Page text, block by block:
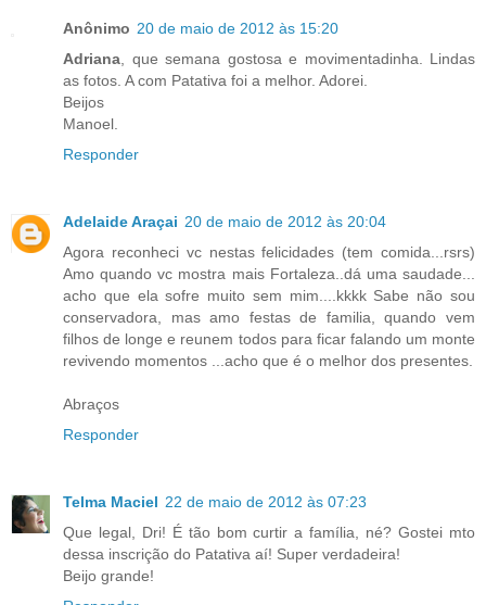
Anônimo 20 de maio de 2012 às 15:20
Adriana, que semana gostosa e movimentadinha. Lindas
as fotos. A com Patativa foi a melhor. Adorei.
Beijos
Manoel.
Responder
Adelaide Araçai 20 de maio de 2012 às 20:04
Agora reconheci vc nestas felicidades (tem comida...rsrs)
Amo quando vc mostra mais Fortaleza..dá uma saudade...
acho que ela sofre muito sem mim....kkkk Sabe não sou
conservadora, mas amo festas de familia, quando vem
filhos de longe e reunem todos para ficar falando um monte
revivendo momentos ...acho que é o melhor dos presentes.
Abraços
Responder
Telma Maciel 22 de maio de 2012 às 07:23
Que legal, Dri! É tão bom curtir a família, né? Gostei mto
dessa inscrição do Patativa aí! Super verdadeira!
Beijo grande!